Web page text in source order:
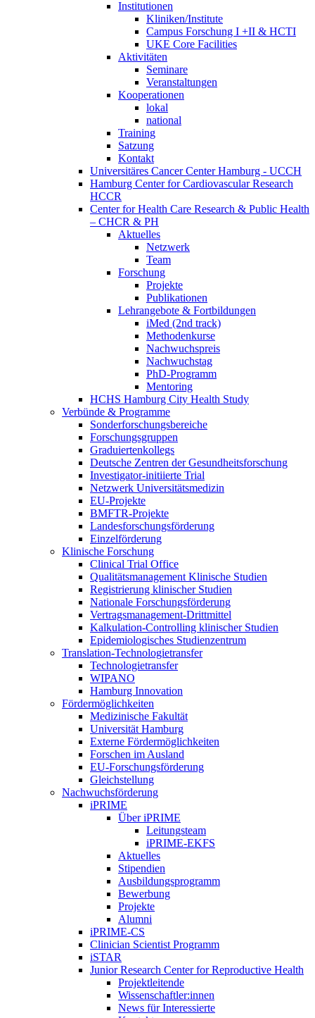
Institutionen
Kliniken/Institute
Campus Forschung I +II & HCTI
UKE Core Facilities
Aktivitäten
Seminare
Veranstaltungen
Kooperationen
lokal
national
Training
Satzung
Kontakt
Universitäres Cancer Center Hamburg - UCCH
Hamburg Center for Cardiovascular Research
HCCR
Center for Health Care Research & Public Health
– CHCR & PH
Aktuelles
Netzwerk
Team
Forschung
Projekte
Publikationen
Lehrangebote & Fortbildungen
iMed (2nd track)
Methodenkurse
Nachwuchspreis
Nachwuchstag
PhD-Programm
Mentoring
HCHS Hamburg City Health Study
Verbünde & Programme
Sonderforschungsbereiche
Forschungsgruppen
Graduiertenkollegs
Deutsche Zentren der Gesundheitsforschung
Investigator-initiierte Trial
Netzwerk Universitätsmedizin
EU-Projekte
BMFTR-Projekte
Landesforschungsförderung
Einzelförderung
Klinische Forschung
Clinical Trial Office
Qualitätsmanagement Klinische Studien
Registrierung klinischer Studien
Nationale Forschungsförderung
Vertragsmanagement-Drittmittel
Kalkulation-Controlling klinischer Studien
Epidemiologisches Studienzentrum
Translation-Technologietransfer
Technologietransfer
WIPANO
Hamburg Innovation
Fördermöglichkeiten
Medizinische Fakultät
Universität Hamburg
Externe Fördermöglichkeiten
Forschen im Ausland
EU-Forschungsförderung
Gleichstellung
Nachwuchsförderung
iPRIME
Über iPRIME
Leitungsteam
iPRIME-EKFS
Aktuelles
Stipendien
Ausbildungsprogramm
Bewerbung
Projekte
Alumni
iPRIME-CS
Clinician Scientist Programm
iSTAR
Junior Research Center for Reproductive Health
Projektleitende
Wissenschaftler:innen
News für Interessierte